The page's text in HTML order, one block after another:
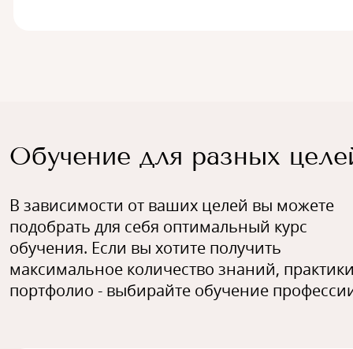
Обучение для разных
В зависимости от ваших целей вы можете
подобрать для себя оптимальный курс
обучения. Если вы хотите получить
максимальное количество знаний,
портфолио - выбирайте обучение